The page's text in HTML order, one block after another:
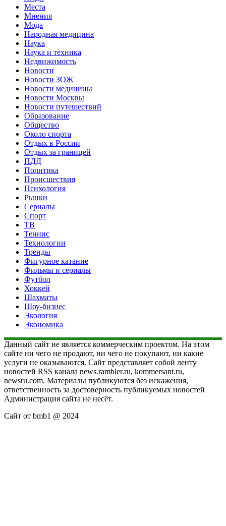
Места
Мнения
Мода
Народная медицина
Наука
Наука и техника
Недвижимость
Новости
Новости ЗОЖ
Новости медицины
Новости Москвы
Новости путешествий
Образование
Общество
Около спорта
Отдых в России
Отдых за границей
ПДД
Политика
Происшествия
Психология
Рынки
Сериалы
Спорт
ТВ
Теннис
Технологии
Тренды
Фигурное катание
Фильмы и сериалы
Футбол
Хоккей
Шахматы
Шоу-бизнес
Экология
Экономика
Данный сайт не является коммерческим проектом. На этом
сайте ни чего не продают, ни чего не покупают, ни какие
услуги не оказываются. Сайт представляет собой ленту
новостей RSS канала news.rambler.ru, kommersant.ru,
newsru.com. Материалы публикуются без искажения,
ответственность за достоверность публикуемых новостей
Администрация сайта не несёт.
Сайт от bmb1 @ 2024